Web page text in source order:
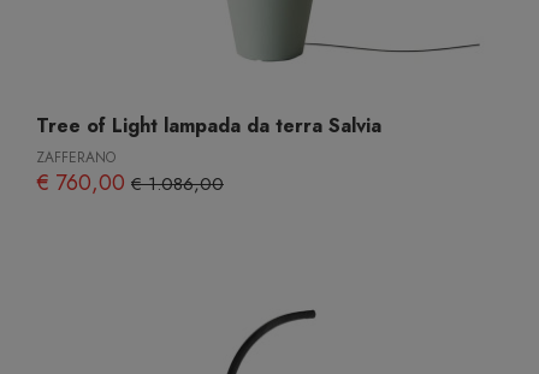
Tree of Light lampada da terra Salvia
ZAFFERANO
€ 760,00 € 1.086,00